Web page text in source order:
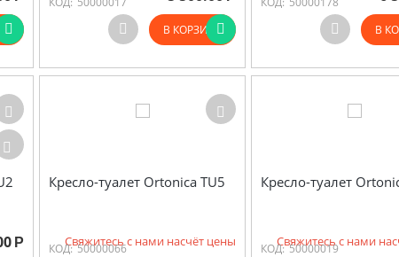
В КОРЗИНУ В
Р
Кресло-туалет Ortonica TU5
КОД: 50000066
Свяжитесь с нами насчёт цены
Кресло-туалет
КОД: 50000019
Свяжитесь с нами